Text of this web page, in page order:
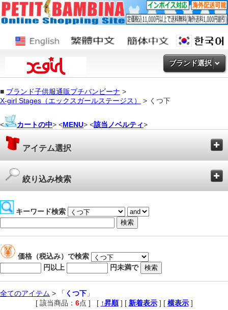
ブランド選択
■ ブランド子供服通販プチバンビーナ >
X-girl Stages（エックスガールステージス）
> くつ下
< カートの中> <MENU> <該当ノベルティ>
アイテム選択
絞り込み検索
キーワード検索
価格（税込み）で検索
円以上
円未満で
全てのアイテム > 「 くつ下 」
[ 該当商品： 6点 ] [ ↑昇順 ] [ 新着表示 ] [ 横表示 ]